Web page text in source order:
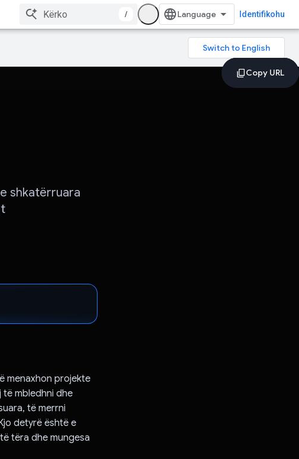
/ Identifikohu
shkatërruara
menaxhon projekte
të mbledhni dhe
të merrni
detyrë është e
tëra dhe mungesa